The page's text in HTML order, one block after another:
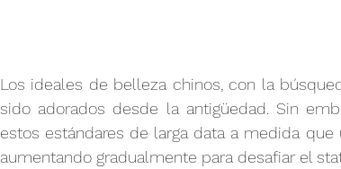
Los ideales de belleza chinos, con la
sido adorados desde la antigüedad. Sin
estos estándares de larga data a medida
aumentando gradualmente para desafiar el